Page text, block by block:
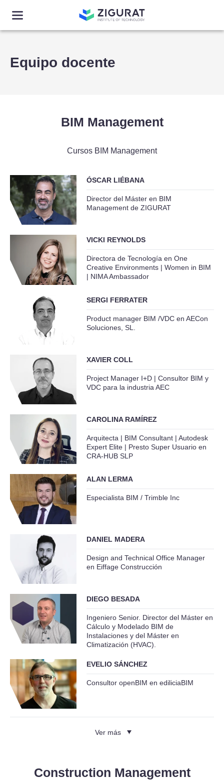
Equipo docente
BIM Management
Cursos BIM Management
ÓSCAR LIÉBANA
Director del Máster en BIM
Management de ZIGURAT
VICKI REYNOLDS
Directora de Tecnología en One
Creative Environments | Women in BIM
| NIMA Ambassador
SERGI FERRATER
Product manager BIM /VDC en AECon
Soluciones, SL.
XAVIER COLL
Project Manager I+D | Consultor BIM y
VDC para la industria AEC
CAROLINA RAMÍREZ
Arquitecta | BIM Consultant | Autodesk
Expert Elite | Presto Super Usuario en
CRA-HUB SLP
ALAN LERMA
Especialista BIM / Trimble Inc
DANIEL MADERA
Design and Technical Office Manager
en Eiffage Construcción
DIEGO BESADA
Ingeniero Senior. Director del Máster en
Cálculo y Modelado BIM de
Instalaciones y del Máster en
Climatización (HVAC).
EVELIO SÁNCHEZ
Consultor openBIM en ediliciaBIM
Ver más
Construction Management